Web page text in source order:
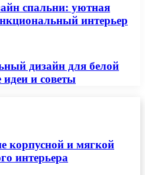
спальни: уютная
интерьер
дизайн для белой
и советы
корпусной и мягкой
интерьера